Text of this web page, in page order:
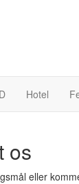
Hotel
os
eller